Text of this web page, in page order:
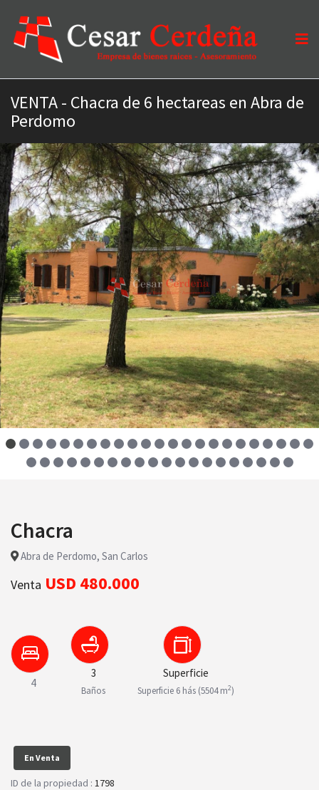
VENTA - Chacra de 6 hectareas en Abra de
Perdomo
Chacra
Abra de Perdomo, San Carlos
Venta USD 480.000
4
3
Baños
Superficie
Superficie 6 hás (5504 m2)
En Venta
ID de la propiedad : 1798